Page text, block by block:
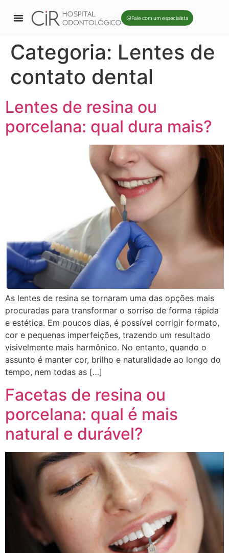
Fale com um especialista
Categoria: Lentes de
contato dental
Lentes de resina ou
porcelana: qual dura mais?
As lentes de resina se tornaram uma das opções mais
procuradas para transformar o sorriso de forma rápida
e estética. Em poucos dias, é possível corrigir formato,
cor e pequenas imperfeições, trazendo um resultado
visivelmente mais harmônico. No entanto, quando o
assunto é manter cor, brilho e naturalidade ao longo do
tempo, nem todas as […]
Facetas de resina ou
porcelana: qual é mais
natural e durável?